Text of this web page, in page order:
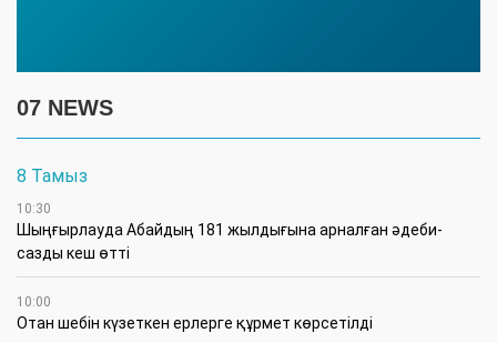
07 NEWS
8 Тамыз
10:30
Шыңғырлауда Абайдың 181 жылдығына арналған әдеби-
сазды кеш өтті
10:00
Отан шебін күзеткен ерлерге құрмет көрсетілді